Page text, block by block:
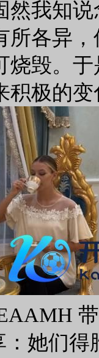
然我知
所各异
烧毁。
积极的
：她们得